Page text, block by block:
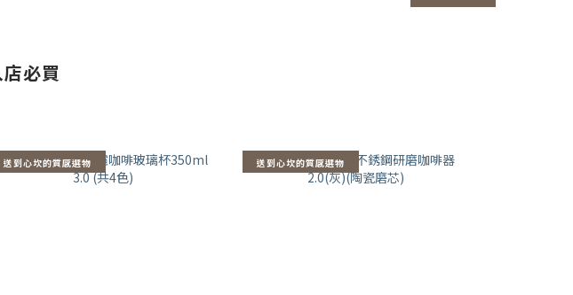
必買
送到心坎的質感選物 送到心坎的質感選物